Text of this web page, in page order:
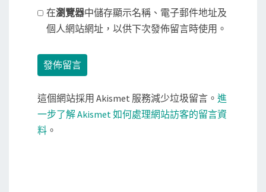
在瀏覽器中儲存顯示名稱、電子郵件地址及
個人網站網址，以供下次發佈留言時使用。
這個網站採用 Akismet 服務減少垃圾留言。 進
一步了解 Akismet 如何處理網站訪客的留言資
料 。